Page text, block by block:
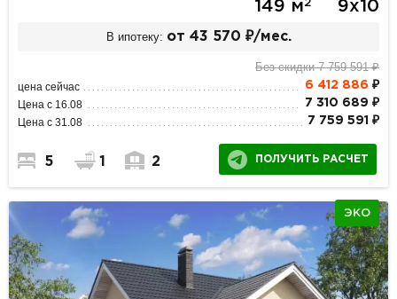
149 м2 9х10
В ипотеку: от 43 570 ₽/мес.
Без скидки 7 759 591 ₽
цена сейчас 6 412 886 ₽
Цена с 16.08 7 310 689 ₽
Цена с 31.08 7 759 591 ₽
5 1 2 ПОЛУЧИТЬ РАСЧЕТ
ЭКО